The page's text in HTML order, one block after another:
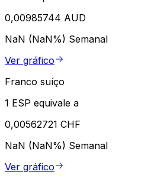
0,00985744 AUD
NaN (NaN%) Semanal
Ver gráfico
Franco suíço
1 ESP equivale a
0,00562721 CHF
NaN (NaN%) Semanal
Ver gráfico